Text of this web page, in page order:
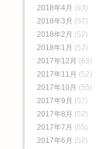
2018年4月 (63)
2018年3月 (57)
2018年2月 (52)
2018年1月 (52)
2017年12月 (63)
2017年11月 (52)
2017年10月 (55)
2017年9月 (57)
2017年8月 (52)
2017年7月 (65)
2017年6月 (52)